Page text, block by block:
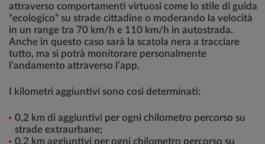
attraverso comportamenti virtuosi come lo stile di guida
“ecologico” su strade cittadine o moderando la velocità
in un range tra 70 km/h e 110 km/h in autostrada.
Anche in questo caso sarà la scatola nera a tracciare
tutto, ma si potrà monitorare personalmente
l’andamento attraverso l’app.
I kilometri aggiuntivi sono così determinati:
0,2 km di aggiuntivi per ogni chilometro percorso su
strade extraurbane;
0,2 km aggiuntivi per ogni chilometro percorso su